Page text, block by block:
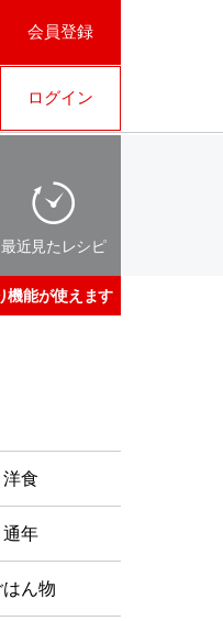
会員登録
ログイン
最近見たレシピ
機能が使えます
洋食
通年
はん物